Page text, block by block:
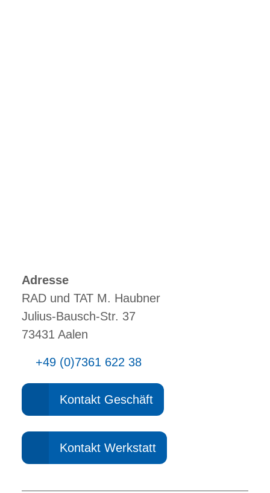
Adresse
RAD und TAT M. Haubner
Julius-Bausch-Str. 37
73431 Aalen
+49 (0)7361 622 38
Kontakt Geschäft
Kontakt Werkstatt